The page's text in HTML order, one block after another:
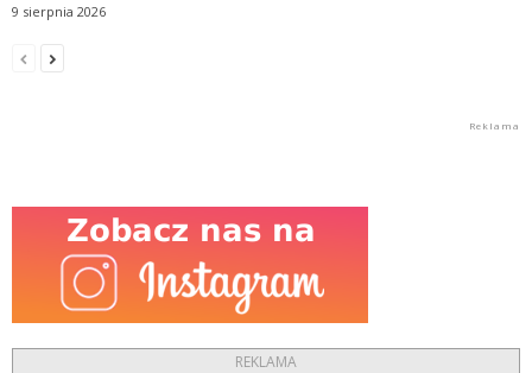
9 sierpnia 2026
REKLAMA